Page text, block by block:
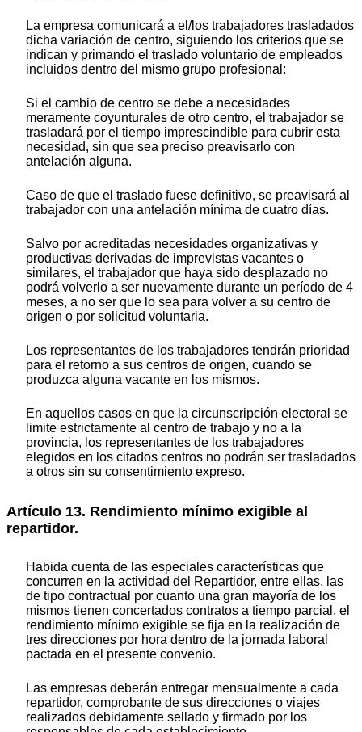
La empresa comunicará a el/los trabajadores trasladados
dicha variación de centro, siguiendo los criterios que se
indican y primando el traslado voluntario de empleados
incluidos dentro del mismo grupo profesional:
Si el cambio de centro se debe a necesidades
meramente coyunturales de otro centro, el trabajador se
trasladará por el tiempo imprescindible para cubrir esta
necesidad, sin que sea preciso preavisarlo con
antelación alguna.
Caso de que el traslado fuese definitivo, se preavisará al
trabajador con una antelación mínima de cuatro días.
Salvo por acreditadas necesidades organizativas y
productivas derivadas de imprevistas vacantes o
similares, el trabajador que haya sido desplazado no
podrá volverlo a ser nuevamente durante un período de 4
meses, a no ser que lo sea para volver a su centro de
origen o por solicitud voluntaria.
Los representantes de los trabajadores tendrán prioridad
para el retorno a sus centros de origen, cuando se
produzca alguna vacante en los mismos.
En aquellos casos en que la circunscripción electoral se
limite estrictamente al centro de trabajo y no a la
provincia, los representantes de los trabajadores
elegidos en los citados centros no podrán ser trasladados
a otros sin su consentimiento expreso.
Artículo 13. Rendimiento mínimo exigible al
repartidor.
Habida cuenta de las especiales características que
concurren en la actividad del Repartidor, entre ellas, las
de tipo contractual por cuanto una gran mayoría de los
mismos tienen concertados contratos a tiempo parcial, el
rendimiento mínimo exigible se fija en la realización de
tres direcciones por hora dentro de la jornada laboral
pactada en el presente convenio.
Las empresas deberán entregar mensualmente a cada
repartidor, comprobante de sus direcciones o viajes
realizados debidamente sellado y firmado por los